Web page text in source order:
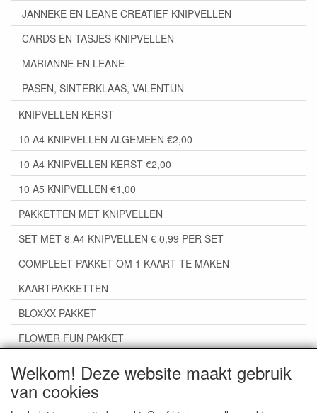
Welkom! Deze website maakt gebruik
van cookies
JANNEKE EN LEANE CREATIEF KNIPVELLEN
CARDS EN TASJES KNIPVELLEN
MARIANNE EN LEANE
PASEN, SINTERKLAAS, VALENTIJN
KNIPVELLEN KERST
10 A4 KNIPVELLEN ALGEMEEN €2,00
10 A4 KNIPVELLEN KERST €2,00
10 A5 KNIPVELLEN €1,00
PAKKETTEN MET KNIPVELLEN
SET MET 8 A4 KNIPVELLEN € 0,99 PER SET
COMPLEET PAKKET OM 1 KAART TE MAKEN
KAARTPAKKETTEN
BLOXXX PAKKET
FLOWER FUN PAKKET
***GROEP 06*** TAPE/LIJM SNIJMALLEN STEMPELS
***GROEP 07*** KAARTEN +SCRAP TOEBEHOREN